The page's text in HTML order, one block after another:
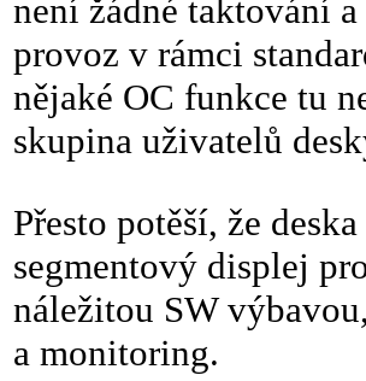
není žádné taktování
provoz v rámci
nějaké OC funkce tu
skupina uživatelů
Přesto potěší, že
segmentový displej
náležitou SW
a monitoring.